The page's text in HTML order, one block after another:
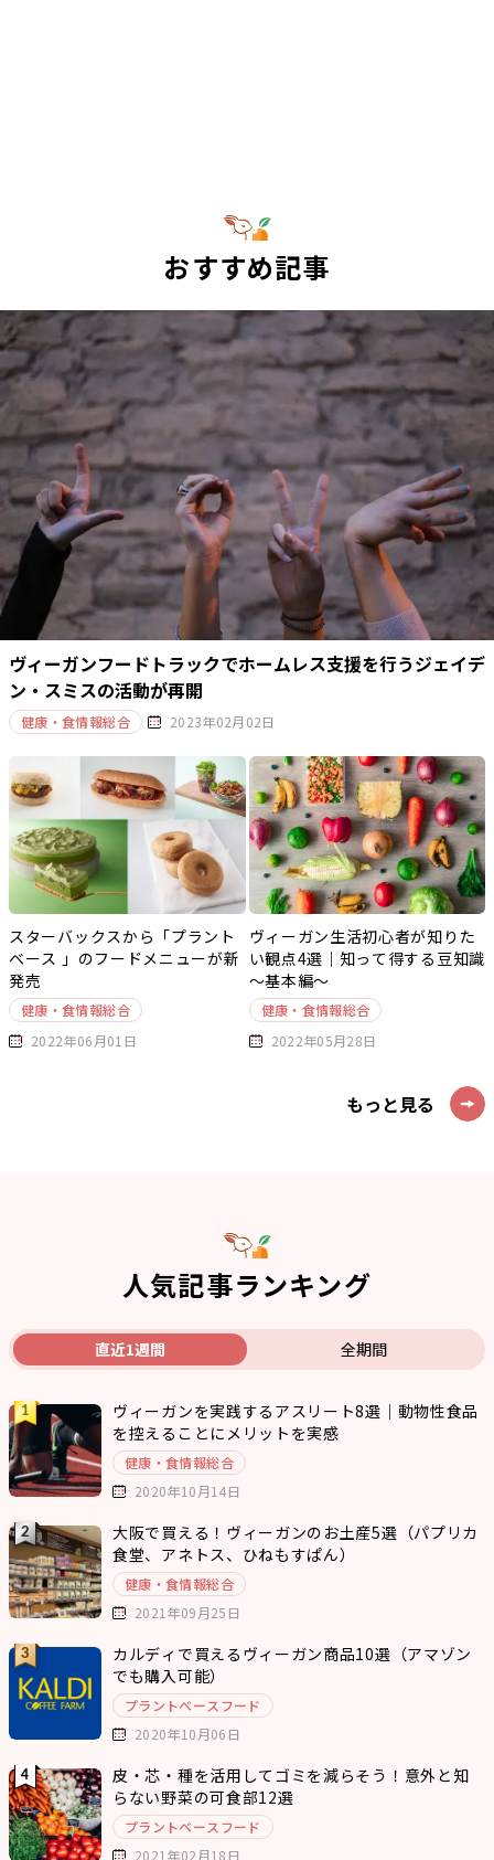
おすすめ記事
ヴィーガンフードトラックでホームレス支援を行うジェイデ
ン・スミスの活動が再開
健康・食情報総合 2023年02月02日
スターバックスから「プラント
ベース 」のフードメニューが新
発売
健康・食情報総合
2022年06月01日
ヴィーガン生活初心者が知りた
い観点4選｜知って得する豆知識
～基本編～
健康・食情報総合
2022年05月28日
もっと見る
人気記事ランキング
直近1週間 全期間
ヴィーガンを実践するアスリート8選｜動物性食品
を控えることにメリットを実感
健康・食情報総合
2020年10月14日
大阪で買える！ヴィーガンのお土産5選（パプリカ
食堂、アネトス、ひねもすぱん）
健康・食情報総合
2021年09月25日
カルディで買えるヴィーガン商品10選（アマゾン
でも購入可能）
プラントベースフード
2020年10月06日
皮・芯・種を活用してゴミを減らそう！意外と知
らない野菜の可食部12選
プラントベースフード
2021年02月18日